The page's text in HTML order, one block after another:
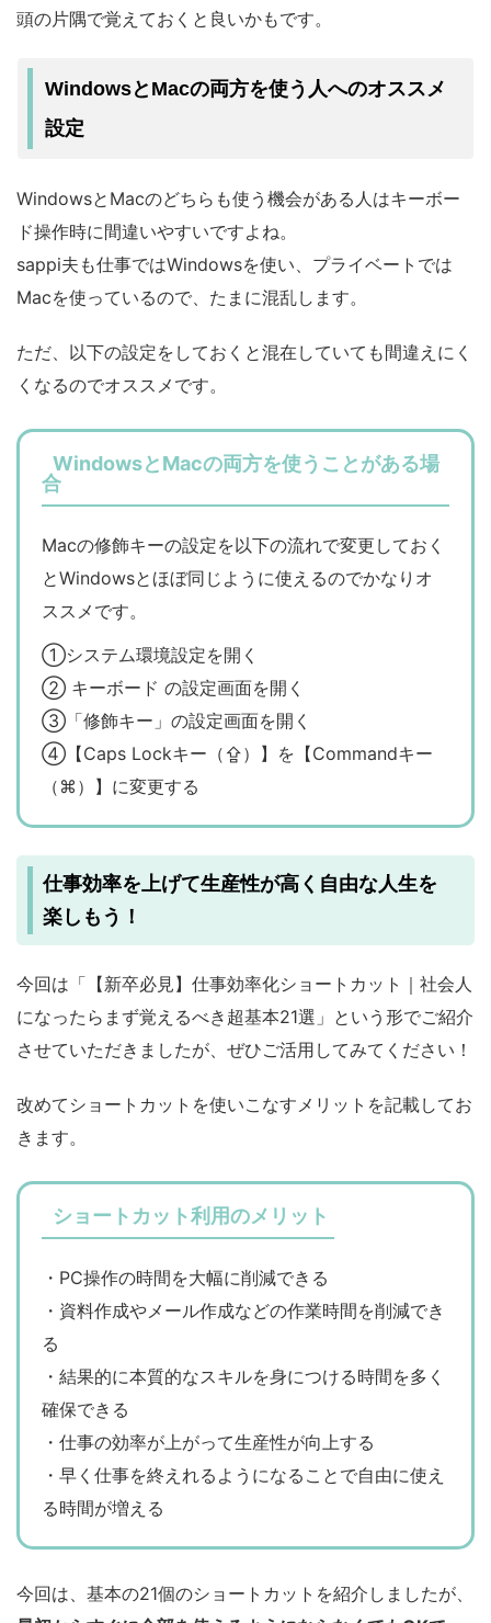
頭の片隅で覚えておくと良いかもです。
WindowsとMacの両方を使う人へのオススメ
設定
WindowsとMacのどちらも使う機会がある人はキーボー
ド操作時に間違いやすいですよね。
sappi夫も仕事ではWindowsを使い、プライベートでは
Macを使っているので、たまに混乱します。
ただ、以下の設定をしておくと混在していても間違えにく
くなるのでオススメです。
WindowsとMacの両方を使うことがある場
合
Macの修飾キーの設定を以下の流れで変更しておく
とWindowsとほぼ同じように使えるのでかなりオ
ススメです。
①システム環境設定を開く
② キーボード の設定画面を開く
③「修飾キー」の設定画面を開く
④【Caps Lockキー（⇪）】を【Commandキー
（⌘）】に変更する
仕事効率を上げて生産性が高く自由な人生を
楽しもう！
今回は「【新卒必見】仕事効率化ショートカット｜社会人
になったらまず覚えるべき超基本21選」という形でご紹介
させていただきましたが、ぜひご活用してみてください！
改めてショートカットを使いこなすメリットを記載してお
きます。
ショートカット利用のメリット
・PC操作の時間を大幅に削減できる
・資料作成やメール作成などの作業時間を削減でき
る
・結果的に本質的なスキルを身につける時間を多く
確保できる
・仕事の効率が上がって生産性が向上する
・早く仕事を終えれるようになることで自由に使え
る時間が増える
今回は、基本の21個のショートカットを紹介しましたが、